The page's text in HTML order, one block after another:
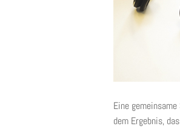
Eine
dem Ergebnis,